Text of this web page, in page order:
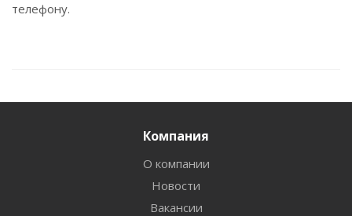
телефону.
Компания
О компании
Новости
Вакансии